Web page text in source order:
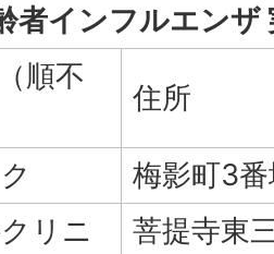
者インフルエンザ
順不
住所
梅影町3
リニ
菩提寺東